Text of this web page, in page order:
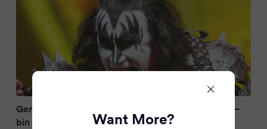
Gene Simmons nach Unfall: «Schlechter Fahrer» –
bin aber OK
Want More?